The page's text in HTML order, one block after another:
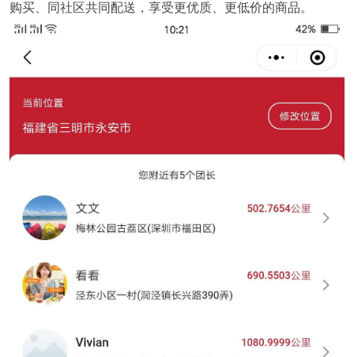
购买、同社区共同配送，享受更优质、更低价的商品。